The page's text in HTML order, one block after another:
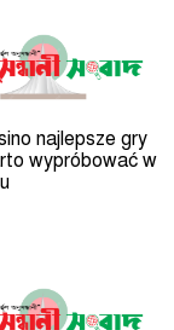
najlepsze gry
wypróbować w